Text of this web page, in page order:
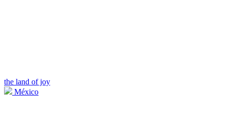
the land of joy
México